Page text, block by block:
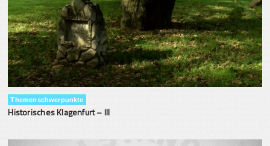
Themenschwerpunkte
Historisches Klagenfurt – III